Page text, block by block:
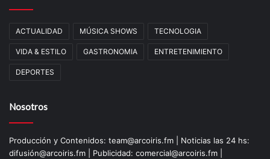
ACTUALIDAD MÚSICA SHOWS TECNOLOGIA
VIDA & ESTILO GASTRONOMIA ENTRETENIMIENTO
DEPORTES
Nosotros
Producción y Contenidos: team@arcoiris.fm | Noticias las 24 hs:
difusión@arcoiris.fm | Publicidad: comercial@arcoiris.fm |